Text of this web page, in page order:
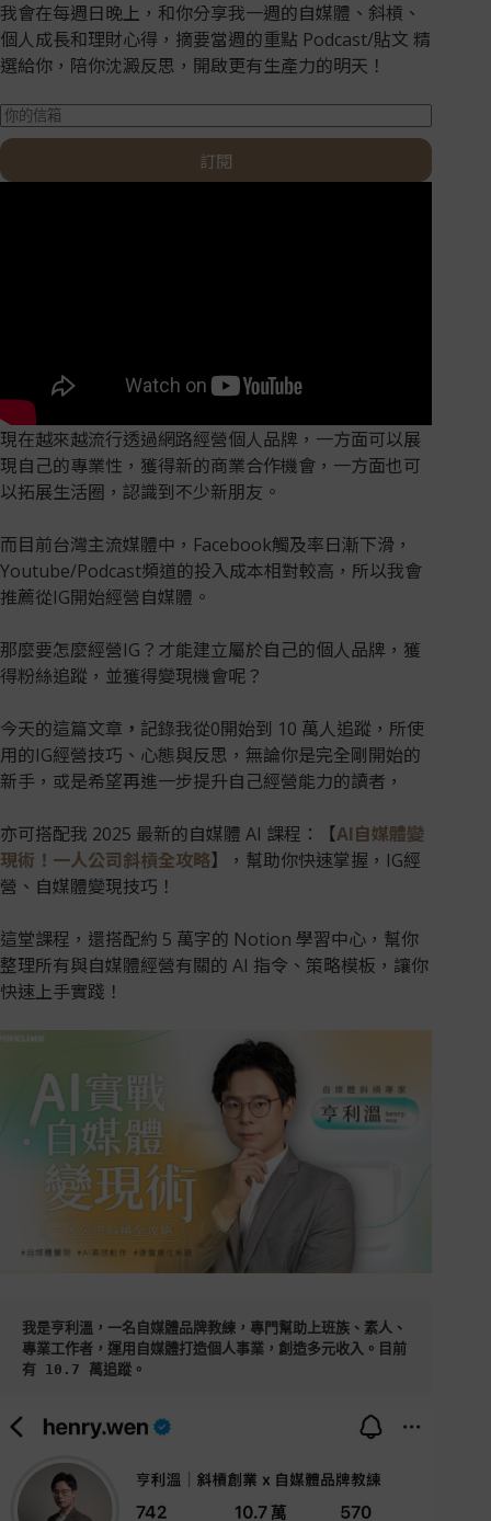
我會在每週日晚上，和你分享我一週的自媒體、斜槓、
個人成長和理財心得，摘要當週的重點 Podcast/貼文 精
選給你，陪你沈澱反思，開啟更有生產力的明天！
訂閱
現在越來越流行透過網路經營個人品牌，一方面可以展
現自己的專業性，獲得新的商業合作機會，一方面也可
以拓展生活圈，認識到不少新朋友。
而目前台灣主流媒體中，Facebook觸及率日漸下滑，
Youtube/Podcast頻道的投入成本相對較高，所以我會
推薦從IG開始經營自媒體。
那麼要怎麼經營IG？才能建立屬於自己的個人品牌，獲
得粉絲追蹤，並獲得變現機會呢？
今天的這篇文章 ， 記錄我從0開始到 10 萬人追蹤，所使
用的IG經營技巧、心態與反思，無論你是完全剛開始的
新手，或是希望再進一步提升自己經營能力的讀者，
亦可搭配我 2025 最新的自媒體 AI 課程：【AI自媒體變
現術！一人公司斜槓全攻略】，幫助你快速掌握，IG經
營、自媒體變現技巧！
這堂課程，還搭配約 5 萬字的 Notion 學習中心，幫你
整理所有與自媒體經營有關的 AI 指令、策略模板，讓你
快速上手實踐！
我是亨利溫，一名自媒體品牌教練，專門幫助上班族、素人、
專業工作者，運用自媒體打造個人事業，創造多元收入。目前
有 10.7 萬追蹤。